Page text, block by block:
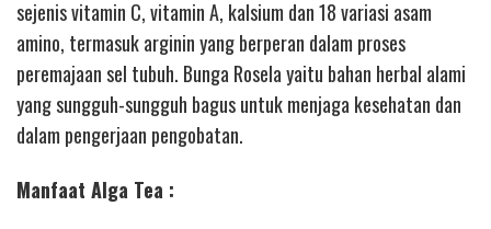
sejenis vitamin C, vitamin A, kalsium dan 18 variasi asam
amino, termasuk arginin yang berperan dalam proses
peremajaan sel tubuh. Bunga Rosela yaitu bahan herbal alami
yang sungguh-sungguh bagus untuk menjaga kesehatan dan
dalam pengerjaan pengobatan.
Manfaat Alga Tea :